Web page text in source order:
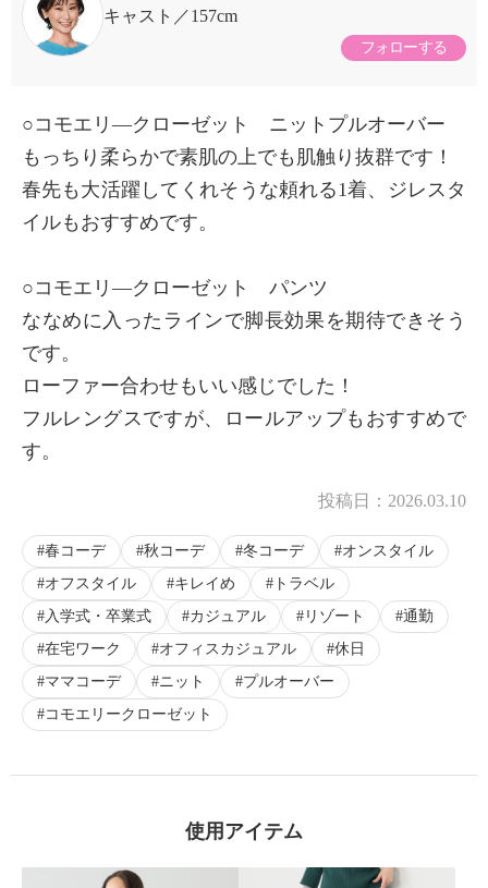
キャスト
157cm
フォローする
○コモエリ―クローゼット ニットプルオーバー
もっちり柔らかで素肌の上でも肌触り抜群です！
春先も大活躍してくれそうな頼れる1着、ジレスタ
イルもおすすめです。
○コモエリ―クローゼット パンツ
ななめに入ったラインで脚長効果を期待できそう
です。
ローファー合わせもいい感じでした！
フルレングスですが、ロールアップもおすすめで
す。
投稿日： 2026.03.10
春コーデ 秋コーデ 冬コーデ
オンスタイル
オフスタイル
キレイめ
トラベル
入学式・卒業式
カジュアル リゾート
通勤
在宅ワーク
オフィスカジュアル
休日
ママコーデ
ニット
プルオーバー
コモエリークローゼット
使用アイテム